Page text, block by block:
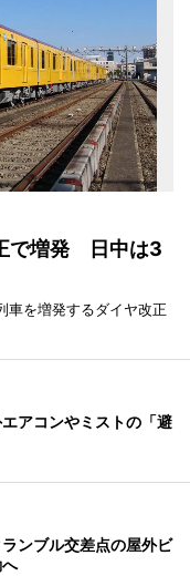
で増発 日中は3
車を増発するダイヤ改正
アコンやミストの「避
ンブル交差点の屋外ビ